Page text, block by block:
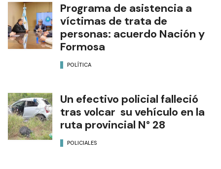
Programa de asistencia a
víctimas de trata de
personas: acuerdo Nación y
Formosa
POLÍTICA
Un efectivo policial falleció
tras volcar su vehículo en la
ruta provincial N° 28
POLICIALES